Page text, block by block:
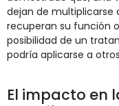
dejan de multiplicarse
recuperan su función
posibilidad de un
podría aplicarse a
El impacto en